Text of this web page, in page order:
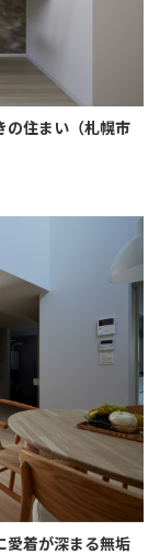
の住まい（札幌市
着が深まる無垢